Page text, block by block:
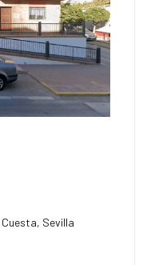
Cuesta, Sevilla